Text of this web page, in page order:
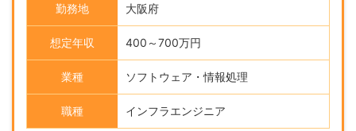
勤務地 大阪府
想定年収 400～700万円
業種 ソフトウェア・情報処理
職種 インフラエンジニア